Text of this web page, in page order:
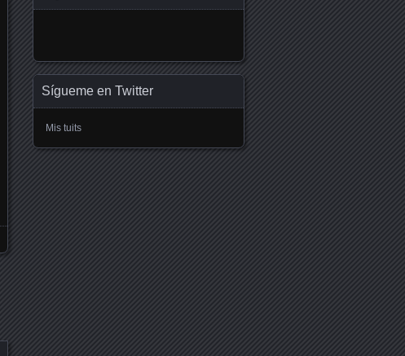
Sígueme en Twitter
Mis tuits